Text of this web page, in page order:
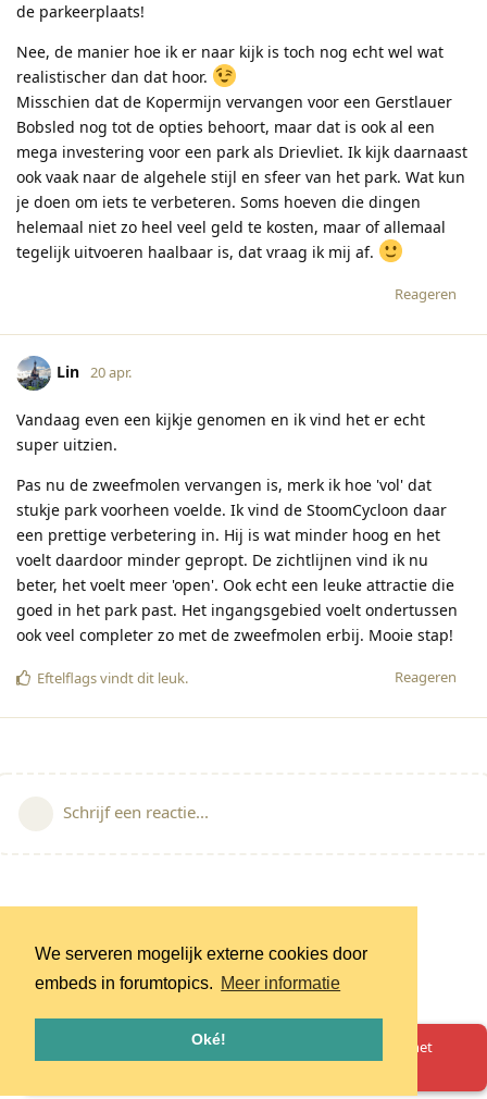
We serveren mogelijk externe cookies door
embeds in forumtopics. Meer informatie
Oké!
de parkeerplaats!
Nee, de manier hoe ik er naar kijk is toch nog echt wel wat
realistischer dan dat hoor.
Misschien dat de Kopermijn vervangen voor een Gerstlauer
Bobsled nog tot de opties behoort, maar dat is ook al een
mega investering voor een park als Drievliet. Ik kijk daarnaast
ook vaak naar de algehele stijl en sfeer van het park. Wat kun
je doen om iets te verbeteren. Soms hoeven die dingen
helemaal niet zo heel veel geld te kosten, maar of allemaal
tegelijk uitvoeren haalbaar is, dat vraag ik mij af.
Reageren
Lin 20 apr.
Vandaag even een kijkje genomen en ik vind het er echt
super uitzien.
Pas nu de zweefmolen vervangen is, merk ik hoe 'vol' dat
stukje park voorheen voelde. Ik vind de StoomCycloon daar
een prettige verbetering in. Hij is wat minder hoog en het
voelt daardoor minder gepropt. De zichtlijnen vind ik nu
beter, het voelt meer 'open'. Ook echt een leuke attractie die
goed in het park past. Het ingangsgebied voelt ondertussen
ook veel completer zo met de zweefmolen erbij. Mooie stap!
Reageren
Eftelflagsvindt dit leuk.
Schrijf een reactie...
Oeps! Er is iets misgegaan. Herlaad de pagina en probeer het
opnieuw.